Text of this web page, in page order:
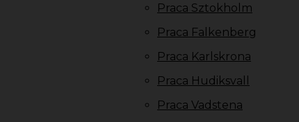
Praca Sztokholm
Praca Falkenberg
Praca Karlskrona
Praca Hudiksvall
Praca Vadstena